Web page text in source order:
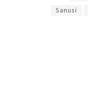
Sanusi